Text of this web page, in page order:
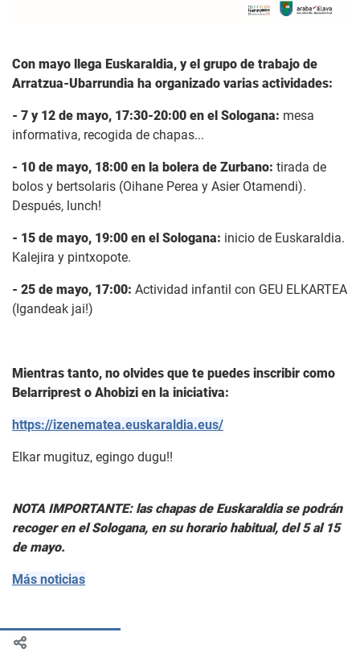
Con mayo llega Euskaraldia, y el grupo de trabajo de
Arratzua-Ubarrundia ha organizado varias actividades:
- 7 y 12 de mayo, 17:30-20:00 en el Sologana: mesa
informativa, recogida de chapas...
- 10 de mayo, 18:00 en la bolera de Zurbano: tirada de
bolos y bertsolaris (Oihane Perea y Asier Otamendi).
Después, lunch!
- 15 de mayo, 19:00 en el Sologana: inicio de Euskaraldia.
Kalejira y pintxopote.
- 25 de mayo, 17:00: Actividad infantil con GEU ELKARTEA
(Igandeak jai!)
Mientras tanto, no olvides que te puedes inscribir como
Belarriprest o Ahobizi en la iniciativa:
https://izenematea.euskaraldia.eus/
Elkar mugituz, egingo dugu!!
NOTA IMPORTANTE: las chapas de Euskaraldia se podrán
recoger en el Sologana, en su horario habitual, del 5 al 15
de mayo.
Más noticias